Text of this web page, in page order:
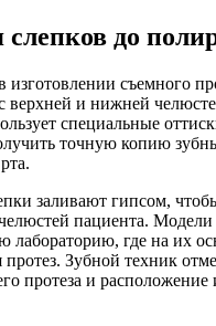
до
съемного
верхней и нижней
специальные
точную копию
заливают гипсом,
пациента. Модели
лабораторию, где на их
протез. Зубной техник
протеза и расположение